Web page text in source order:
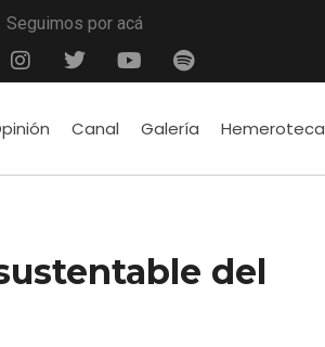
Seguimos por acá
Canal Galería Hemeroteca
del